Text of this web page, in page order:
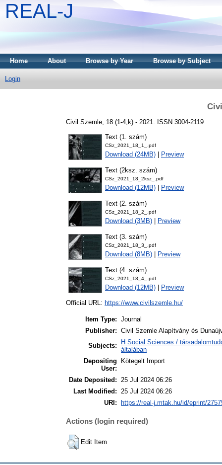
REAL-J
Home About Browse by Year Browse by Subject
Login
Civil Szemle, 18 (1-4,k) - 2021. ISSN 3004-2119
Text (1. szám)
CSz_2021_18_1_.pdf
Download (24MB) Preview
Text (2ksz. szám)
CSz_2021_18_2ksz_.pdf
Download (12MB) Preview
Text (2. szám)
CSz_2021_18_2_.pdf
Download (3MB) Preview
Text (3. szám)
CSz_2021_18_3_.pdf
Download (8MB) Preview
Text (4. szám)
CSz_2021_18_4_.pdf
Download (12MB) Preview
Official URL: https://www.civilszemle.hu/
Item Type: Journal
Publisher: Civil Szemle Alapítvány és
Subjects:
H Social Sciences /
általában
Depositing
User:
Kötegelt Import
Date Deposited: 25 Jul 2024 06:26
Last Modified: 25 Jul 2024 06:26
URI:
https://real-j.mtak.hu/id/eprint/
Actions (login required)
Edit Item